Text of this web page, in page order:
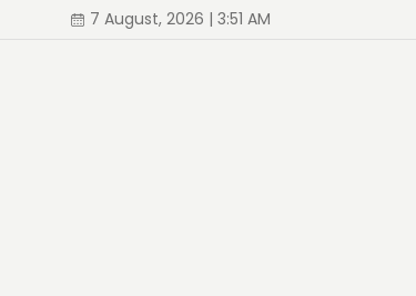
7 August, 2026 | 3:51 AM